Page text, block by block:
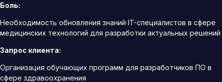
Боль:
Необходимость обновления знаний IT-специалистов в сфере
медицинских технологий для разработки актуальных решений
Запрос клиента:
Организация обучающих программ для разработчиков ПО в
сфере здравоохранения